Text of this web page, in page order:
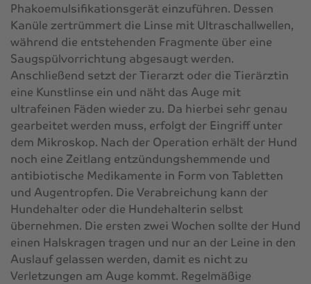
Phakoemulsifikationsgerät einzuführen. Dessen
Kanüle zertrümmert die Linse mit Ultraschallwellen,
während die entstehenden Fragmente über eine
Saugspülvorrichtung abgesaugt werden.
Anschließend setzt der Tierarzt oder die Tierärztin
eine Kunstlinse ein und näht das Auge mit
ultrafeinen Fäden wieder zu. Da hierbei sehr genau
gearbeitet werden muss, erfolgt der Eingriff unter
dem Mikroskop. Nach der Operation erhält der Hund
noch eine Zeitlang entzündungshemmende und
antibiotische Medikamente in Form von Tabletten
und Augentropfen. Die Verabreichung kann der
Hundehalter oder die Hundehalterin selbst
übernehmen. Die ersten zwei Wochen sollte der Hund
einen Halskragen tragen und nur an der Leine in den
Auslauf gelassen werden, damit es nicht zu
Verletzungen am Auge kommt. Regelmäßige